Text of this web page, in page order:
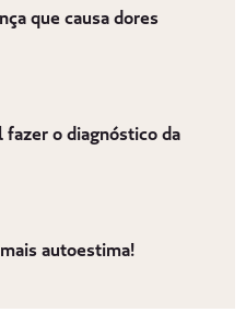
que causa dores
o diagnóstico da
autoestima!